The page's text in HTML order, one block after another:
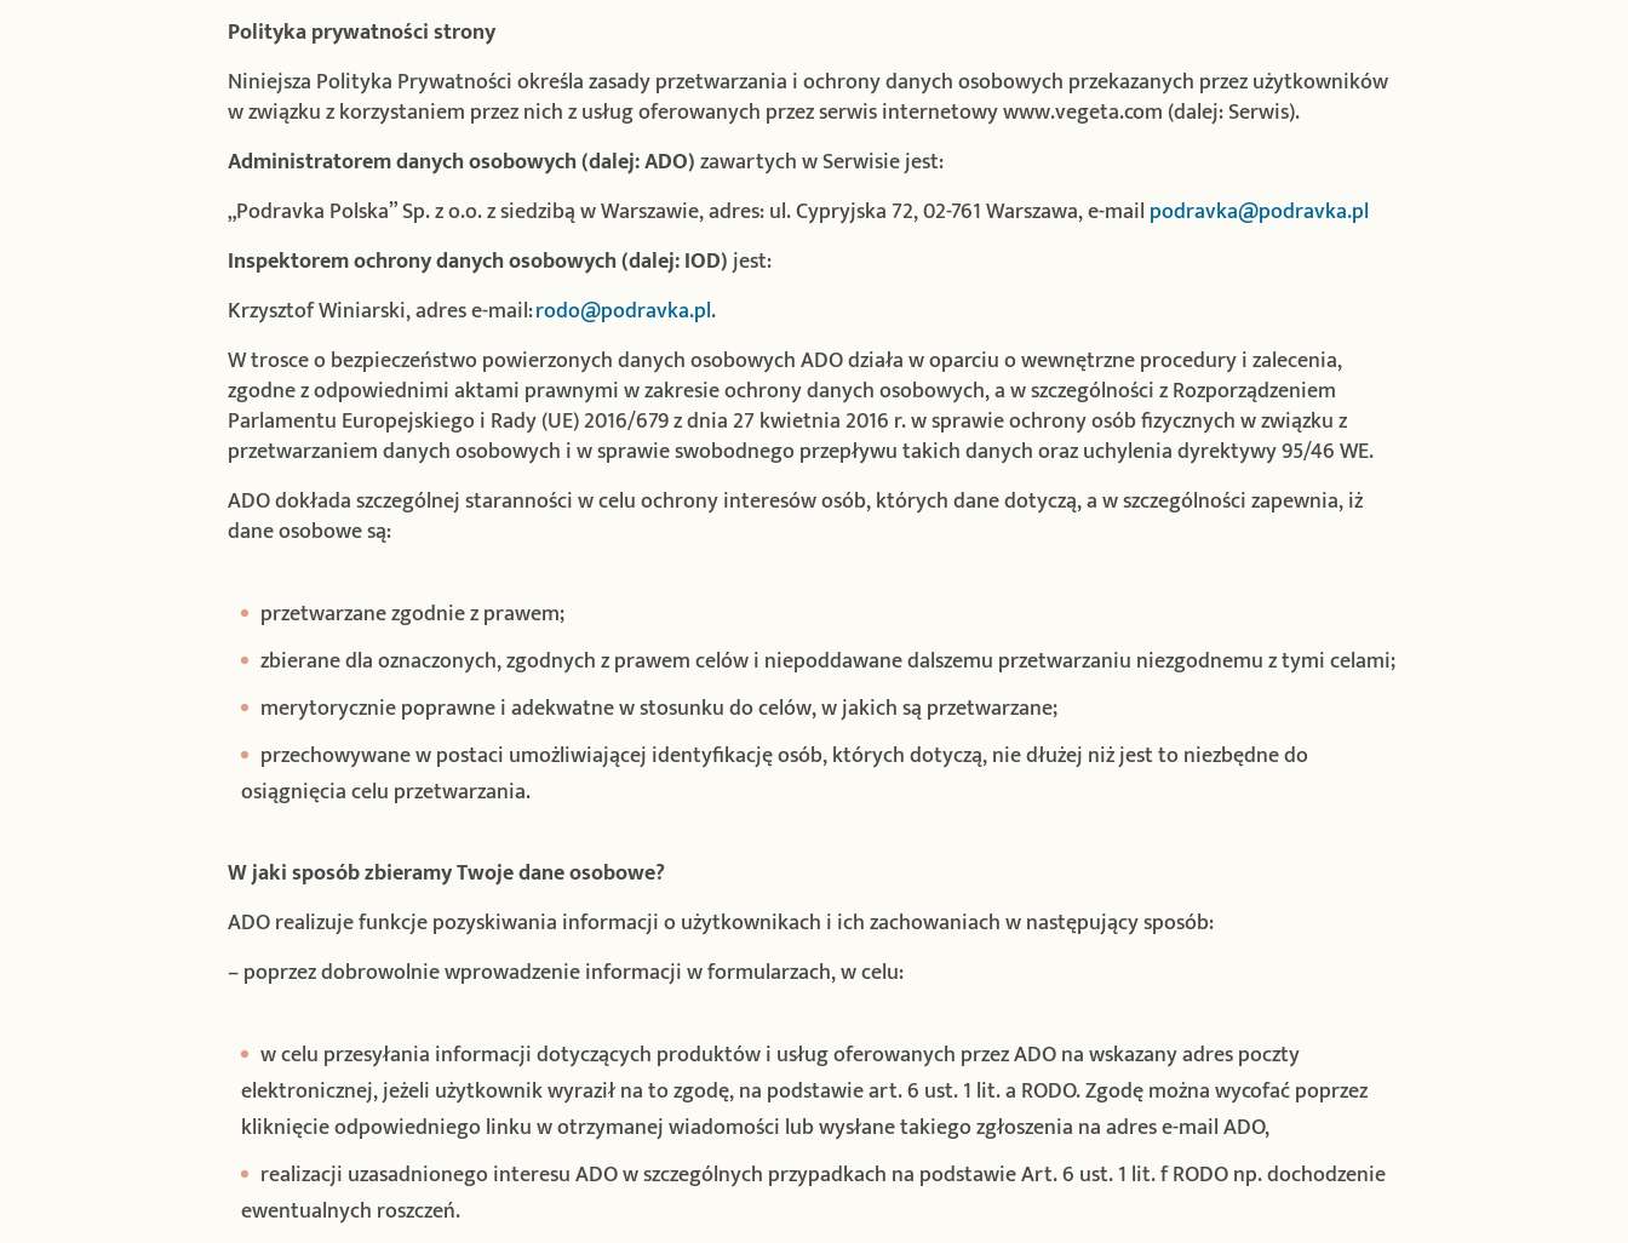
Polityka prywatności strony
Niniejsza Polityka Prywatności określa zasady przetwarzania i ochrony danych osobowych przekazanych przez użytkowników
w związku z korzystaniem przez nich z usług oferowanych przez serwis internetowy www.vegeta.com (dalej: Serwis).
Administratorem danych osobowych (dalej: ADO)zawartych w Serwisie jest:
„Podravka Polska” Sp. z o.o. z siedzibą w Warszawie, adres: ul. Cypryjska 72, 02-761 Warszawa, e-mail podravka@podravka.pl
Inspektorem ochrony danych osobowych (dalej: IOD)jest:
Krzysztof Winiarski, adres e-mail:rodo@podravka.pl.
W trosce o bezpieczeństwo powierzonych danych osobowych ADO działa w oparciu o wewnętrzne procedury i zalecenia,
zgodne z odpowiednimi aktami prawnymi w zakresie ochrony danych osobowych, a w szczególności z Rozporządzeniem
Parlamentu Europejskiego i Rady (UE) 2016/679 z dnia 27 kwietnia 2016 r. w sprawie ochrony osób fizycznych w związku z
przetwarzaniem danych osobowych i w sprawie swobodnego przepływu takich danych oraz uchylenia dyrektywy 95/46 WE.
ADO dokłada szczególnej staranności w celu ochrony interesów osób, których dane dotyczą, a w szczególności zapewnia, iż
dane osobowe są:
przetwarzane zgodnie z prawem;
zbierane dla oznaczonych, zgodnych z prawem celów i niepoddawane dalszemu przetwarzaniu niezgodnemu z tymi celami;
merytorycznie poprawne i adekwatne w stosunku do celów, w jakich są przetwarzane;
przechowywane w postaci umożliwiającej identyfikację osób, których dotyczą, nie dłużej niż jest to niezbędne do
osiągnięcia celu przetwarzania.
W jaki sposób zbieramy Twoje dane osobowe?
ADO realizuje funkcje pozyskiwania informacji o użytkownikach i ich zachowaniach w następujący sposób:
– poprzez dobrowolnie wprowadzenie informacji w formularzach, w celu:
w celu przesyłania informacji dotyczących produktów i usług oferowanych przez ADO na wskazany adres poczty
elektronicznej, jeżeli użytkownik wyraził na to zgodę, na podstawie art. 6 ust. 1 lit. a RODO. Zgodę można wycofać poprzez
kliknięcie odpowiedniego linku w otrzymanej wiadomości lub wysłane takiego zgłoszenia na adres e-mail ADO,
realizacji uzasadnionego interesu ADO w szczególnych przypadkach na podstawie Art. 6 ust. 1 lit. f RODO np. dochodzenie
ewentualnych roszczeń.